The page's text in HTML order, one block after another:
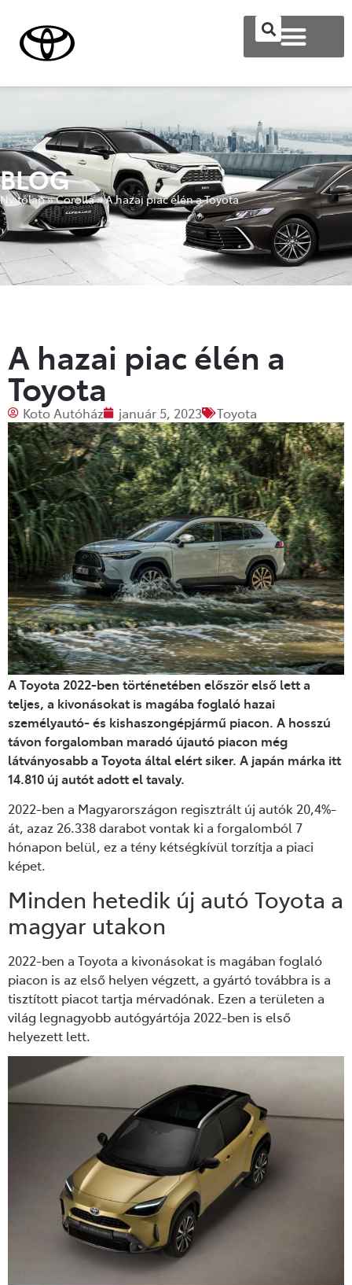
BLOG
Nyitólap»Corolla»A hazai piac élén a Toyota
A hazai piac élén a
Toyota
Koto Autóház január 5, 2023 Toyota
A Toyota 2022-ben történetében előszörelső letta
teljes, a kivonásokat is magába foglaló hazai
személyautó- és kishaszongépjármű piacon. A hosszú
távon forgalomban maradó újautó piacon még
látványosabb a Toyota által elért siker. A japán márka itt
14.810 új autót adott el tavaly.
2022-ben a Magyarországon regisztrált új autók 20,4%-
át, azaz 26.338darabotvontak ki a forgalomból 7
hónapon belül, ez a tény kétségkívül torzítja a piaci
képet.
Minden hetedik új autó Toyota a
magyar utakon
2022-ben a Toyota a kivonásokat is magában foglaló
piacon is az első helyen végzett, a gyártó továbbra is a
tisztított piacot tartja mérvadónak. Ezen a területen a
világ legnagyobb autógyártója 2022-ben is első
helyezett lett.